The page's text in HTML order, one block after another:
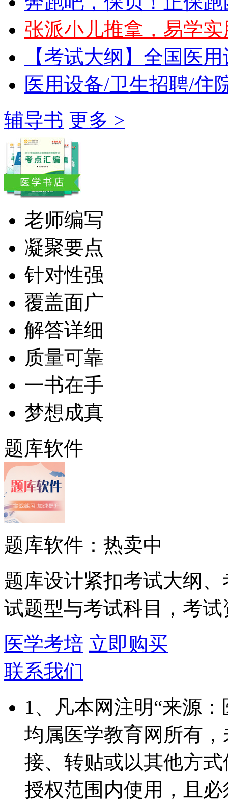
张派小儿推拿，易学
【考试大纲】全国医
医用设备/卫生招聘/住
辅导书 更多 >
老师编写
凝聚要点
针对性强
覆盖面广
解答详细
质量可靠
一书在手
梦想成真
题库软件
题库软件：热卖中
题库设计紧扣考试大纲
试题型与考试科目，考
医学考培 立即购买
联系我们
1、凡本网注明“来源
均属医学教育网所有
接、转贴或以其他方
授权范围内使用，且